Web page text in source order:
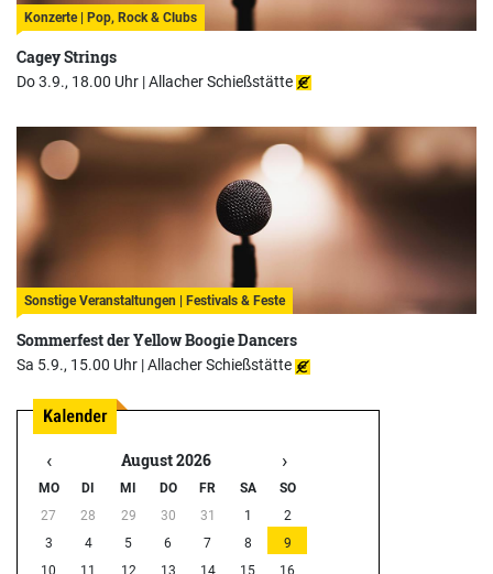
Konzerte | Pop, Rock & Clubs
Cagey Strings
Do 3.9., 18.00 Uhr |Allacher Schießstätte
Sonstige Veranstaltungen | Festivals & Feste
Sommerfest der Yellow Boogie Dancers
Sa 5.9., 15.00 Uhr |Allacher Schießstätte
‹ August 2026 ›
MO DI MI DO FR SA
SO
27
28 29 30 31 1
2
3
4 5 6 7 8
9